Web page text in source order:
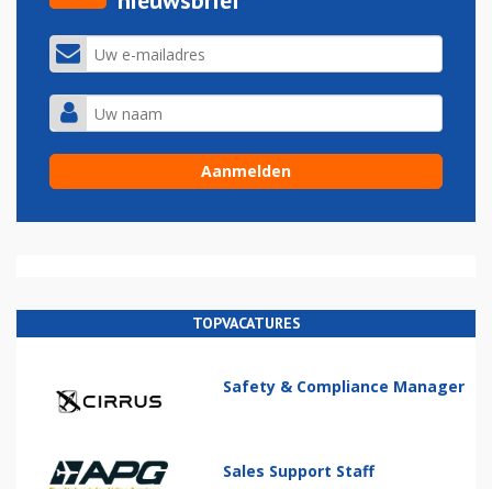
TOPVACATURES
Safety & Compliance Manager
Sales Support Staff